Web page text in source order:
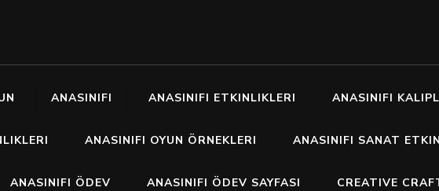
ANASINIFI ANASINIFI ETKINLIKLERI ANASINIFI
ANASINIFI OYUN ÖRNEKLERI ANASINIFI SANAT
ANASINIFI ÖDEV ANASINIFI ÖDEV SAYFASI CREATIVE